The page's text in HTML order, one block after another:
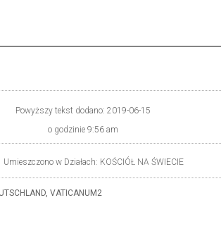
Powyższy tekst dodano: 2019-06-15
o godzinie 9:56 am
Umieszczono w Działach: KOŚCIÓŁ NA ŚWIECIE
, VATICANUM2